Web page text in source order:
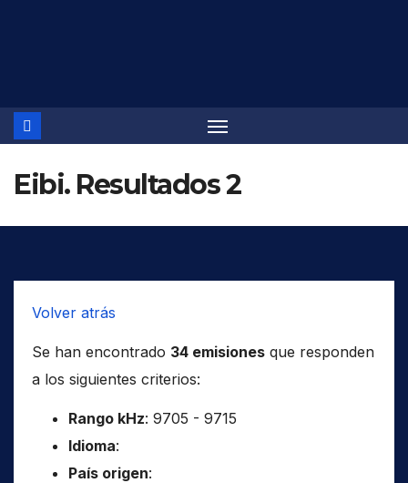
Eibi. Resultados 2
Volver atrás
Se han encontrado 34 emisiones que responden
a los siguientes criterios:
Rango kHz: 9705 - 9715
Idioma:
País origen: